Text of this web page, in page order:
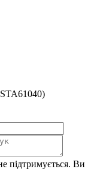
підтримується.